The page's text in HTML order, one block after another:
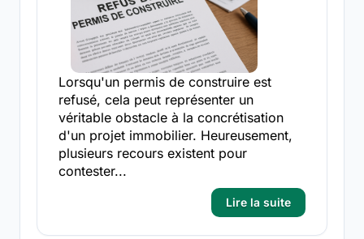
Lorsqu'un permis de construire est
refusé, cela peut représenter un
véritable obstacle à la concrétisation
d'un projet immobilier. Heureusement,
plusieurs recours existent pour
contester...
Lire la suite